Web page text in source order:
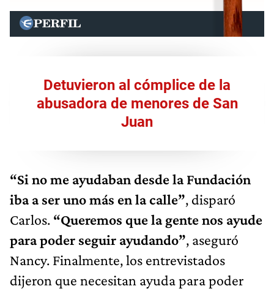
Detuvieron al cómplice de la
abusadora de menores de San
Juan
“Si no me ayudaban desde la Fundación
iba a ser uno más en la calle”, disparó
Carlos. “Queremos que la gente nos ayude
para poder seguir ayudando”, aseguró
Nancy. Finalmente, los entrevistados
dijeron que necesitan ayuda para poder